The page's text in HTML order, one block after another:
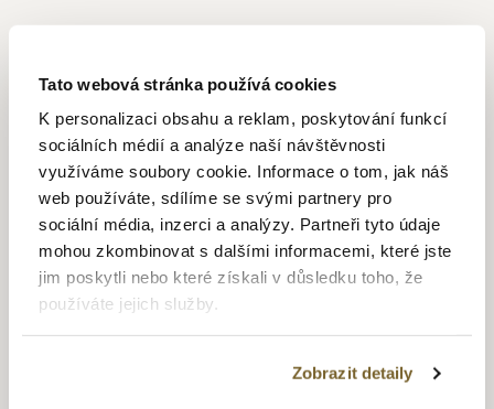
Tato webová stránka používá cookies
K personalizaci obsahu a reklam, poskytování funkcí
sociálních médií a analýze naší návštěvnosti
využíváme soubory cookie. Informace o tom, jak náš
web používáte, sdílíme se svými partnery pro
sociální média, inzerci a analýzy. Partneři tyto údaje
mohou zkombinovat s dalšími informacemi, které jste
jim poskytli nebo které získali v důsledku toho, že
používáte jejich služby.
Zobrazit detaily
Založil ji v roce 1884 teprve čtyřiadvacetiletý Léon Breitling
v St.Imier, aby mohl vyrábět časoměrné přístroje
a průmyslová měřidla, později se přestěhovala do La Chaux-
de-Fonds. V roce 1915, když už společnost vedl syn
zakladatele Gaston Breitling, začala dodávat první
chronografy vojenským pilotům. V roce 1915 uvedla na trh
první náramkovéhodinky s nezávislým tlačítkem
chronografu, v roce 1934 pak přichází dvoutlačítkové
chronografy: druhé tlačítko umožňovalo nulování sčítačů. Už
Navitimer, označovaný jako